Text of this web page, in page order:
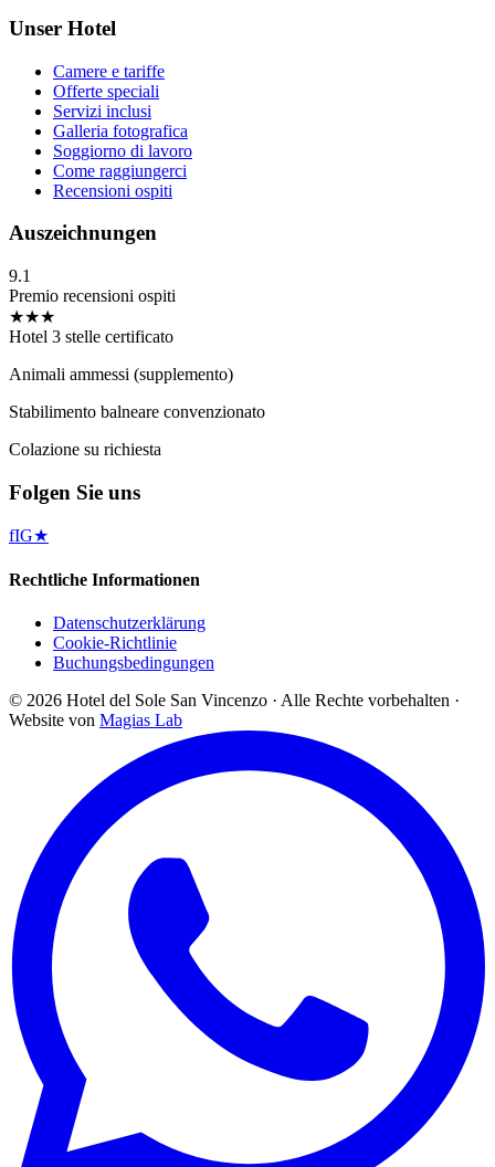
Unser Hotel
Camere e tariffe
Offerte speciali
Servizi inclusi
Galleria fotografica
Soggiorno di lavoro
Come raggiungerci
Recensioni ospiti
Auszeichnungen
9.1
Premio recensioni ospiti
★★★
Hotel 3 stelle certificato
Animali ammessi (supplemento)
Stabilimento balneare convenzionato
Colazione su richiesta
Folgen Sie uns
fIG★
Rechtliche Informationen
Datenschutzerklärung
Cookie-Richtlinie
Buchungsbedingungen
© 2026 Hotel del Sole San Vincenzo · Alle Rechte vorbehalten ·
Website von Magias Lab